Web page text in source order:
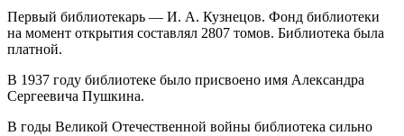
Первый библиотекарь — И. А. Кузнецов. Фонд библиотеки
на момент открытия составлял 2807 томов. Библиотека была
платной.
В 1937 году библиотеке было присвоено имя Александра
Сергеевича Пушкина.
В годы Великой Отечественной войны библиотека сильно